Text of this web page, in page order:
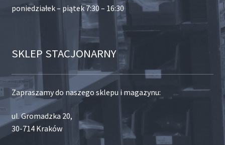
poniedziałek – piątek 7:30 – 16:30
SKLEP STACJONARNY
Zapraszamy do naszego sklepu i magazynu:
ul. Gromadzka 20,
30-714 Kraków